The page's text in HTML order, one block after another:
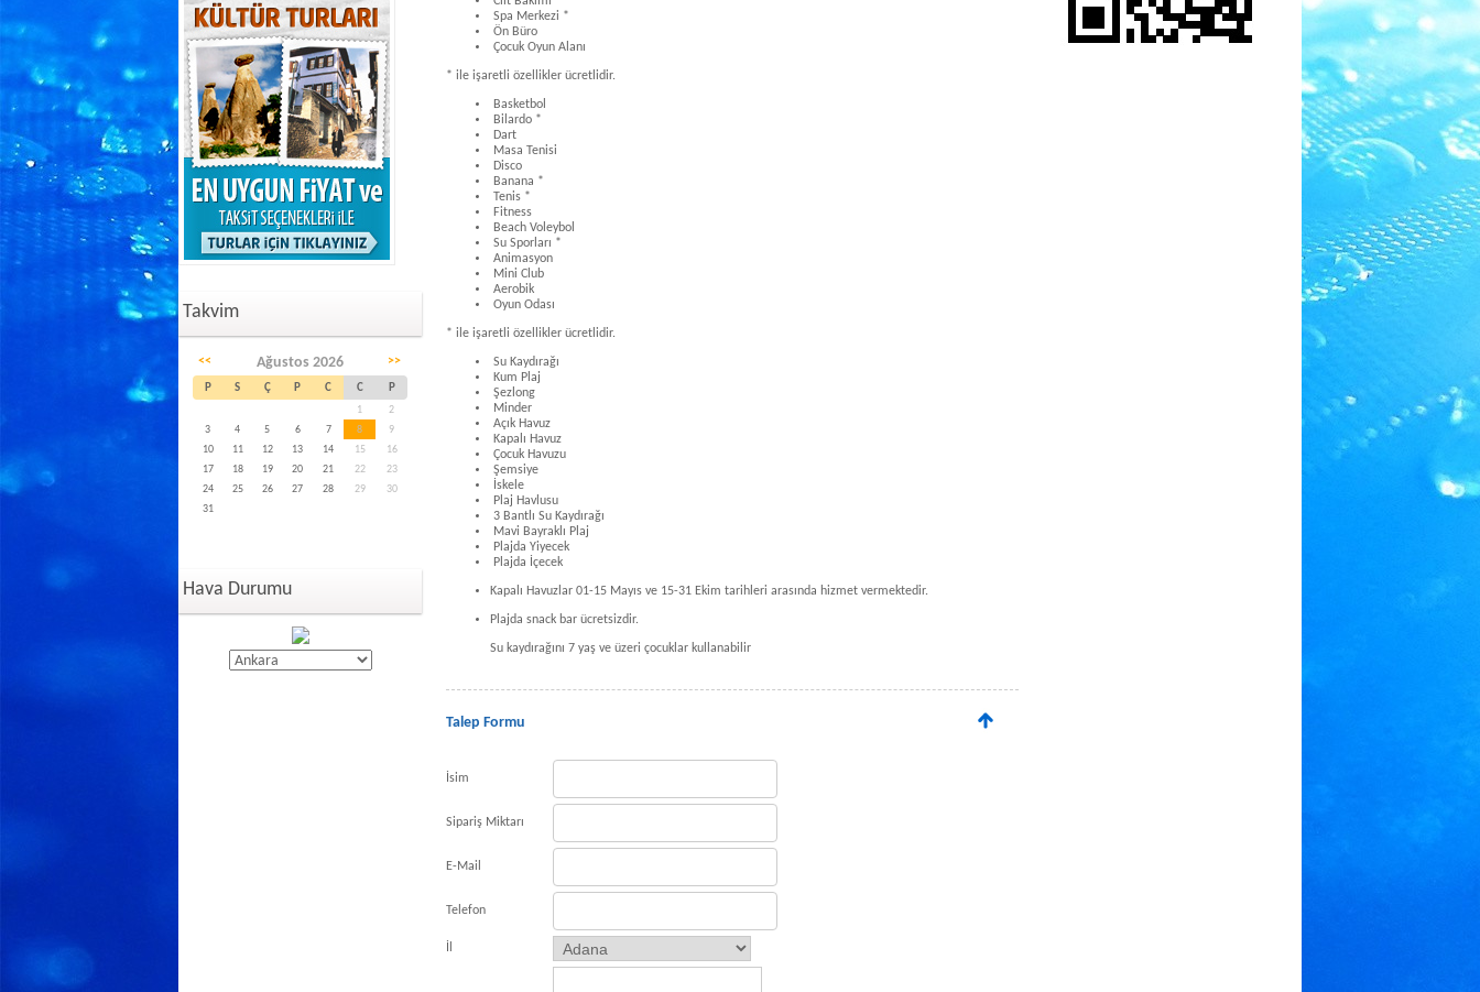
Takvim
<< Ağustos 2026 >>
P S Ç P C C
P
1
2
3
4 5 6 7 8
9
10
11 12 13 14 15
16
17
18 19 20 21 22
23
24
25 26 27 28 29
30
31
Hava Durumu
Spa Merkezi *
Ön Büro
Çocuk Oyun Alanı
* ile işaretli özellikler ücretlidir.
Basketbol
Bilardo *
Dart
Masa Tenisi
Disco
Banana *
Tenis *
Fitness
Beach Voleybol
Su Sporları *
Animasyon
Mini Club
Aerobik
Oyun Odası
* ile işaretli özellikler ücretlidir.
Su Kaydırağı
Kum Plaj
Şezlong
Minder
Açık Havuz
Kapalı Havuz
Çocuk Havuzu
Şemsiye
İskele
Plaj Havlusu
3 Bantlı Su Kaydırağı
Mavi Bayraklı Plaj
Plajda Yiyecek
Plajda İçecek
Kapalı Havuzlar 01-15 Mayıs ve 15-31 Ekim tarihleri arasında hizmet vermektedir.
Plajda snack bar ücretsizdir.
Su kaydırağını 7 yaş ve üzeri çocuklar kullanabilir
Talep Formu
İsim
Sipariş Miktarı
E-Mail
Telefon